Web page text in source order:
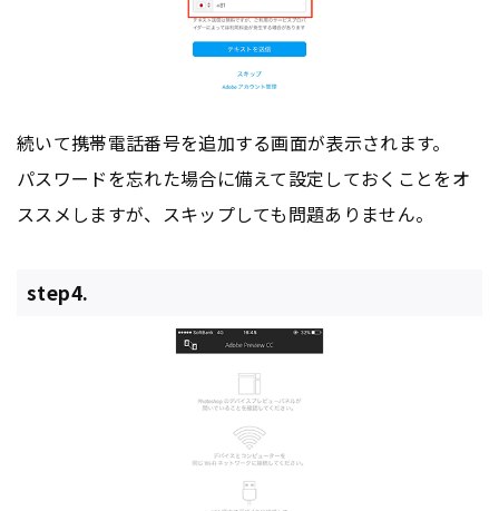
続いて携帯電話番号を追加する画面が表示されます。
パスワードを忘れた場合に備えて設定しておくことをオ
ススメしますが、スキップしても問題ありません。
step4.